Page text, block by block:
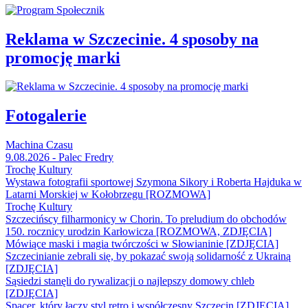
Reklama w Szczecinie. 4 sposoby na
promocję marki
Fotogalerie
Machina Czasu
9.08.2026 - Palec Fredry
Trochę Kultury
Wystawa fotografii sportowej Szymona Sikory i Roberta Hajduka w
Latarni Morskiej w Kołobrzegu [ROZMOWA]
Trochę Kultury
Szczecińscy filharmonicy w Chorin. To preludium do obchodów
150. rocznicy urodzin Karłowicza [ROZMOWA, ZDJĘCIA]
Mówiące maski i magia twórczości w Słowianinie [ZDJĘCIA]
Szczecinianie zebrali się, by pokazać swoją solidarność z Ukrainą
[ZDJĘCIA]
Sąsiedzi stanęli do rywalizacji o najlepszy domowy chleb
[ZDJĘCIA]